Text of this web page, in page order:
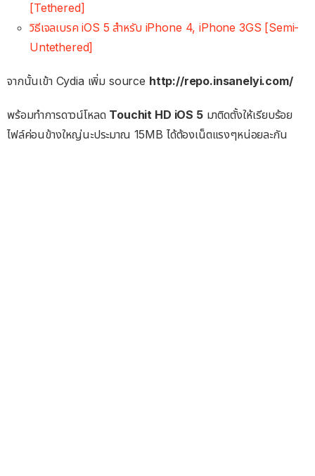
[Tethered]
วิธีเจลเบรค iOS 5 สำหรับ iPhone 4, iPhone 3GS [Semi-
Untethered]
จากนั้นเข้า Cydia เพิ่ม source http://repo.insanelyi.com/
พร้อมทำการดาวน์โหลด Touchit HD iOS 5มาติดตั้งให้เรียบร้อย
ไฟล์ค่อนข้างใหญ่นะประมาณ 15MB ได้ต้องเน็ตแรงๆหน่อยละกัน